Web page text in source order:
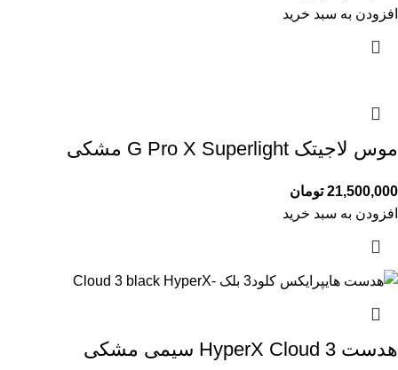
افزودن به سبد خرید
موس لاجیتک G Pro X Superlight مشکی
21,500,000 تومان
افزودن به سبد خرید
هدست HyperX Cloud 3 سیمی مشکی